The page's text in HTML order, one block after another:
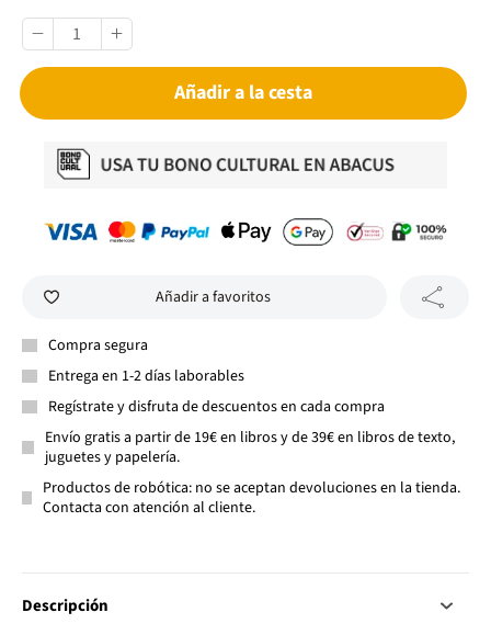
Añadir a la cesta
Añadir a favoritos
Compra segura
Entrega en 1-2 días laborables
Regístrate y disfruta de descuentos en cada compra
Envío gratis a partir de 19€ en libros y de 39€ en libros de texto,
juguetes y papelería.
Productos de robótica: no se aceptan devoluciones en la tienda.
Contacta con atención al cliente.
Descripción